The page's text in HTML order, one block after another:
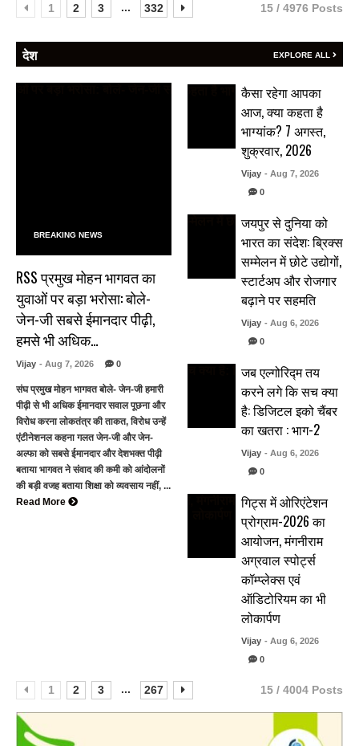
1 2 3 ... 332 15 / 4976 Posts
देश EXPLORE ALL
BREAKING NEWS
RSS प्रमुख मोहन भागवत का
युवाओं पर बड़ा भरोसा: बोले-
जेन-जी सबसे ईमानदार पीढ़ी,
हमसे भी अधिक…
Vijay - Aug 7, 2026 0
संघ प्रमुख मोहन भागवत बोले- जेन-जी हमारी
पीढ़ी से भी अधिक ईमानदार सवाल पूछना और
विरोध करना लोकतंत्र की ताकत, विरोध उन्हें
एंटीनेशनल कहना गलत जेन-जी और जेन-
अल्फा को सबसे ईमानदार और देशभक्त पीढ़ी
बताया भागवत ने संवाद की कमी को आंदोलनों
की बड़ी वजह बताया शिक्षा को व्यवसाय नहीं, ...
Read More
कैसा रहेगा आपका
आज, क्या कहता है
भाग्यांक? 7 अगस्त,
शुक्रवार, 2026
Vijay - Aug 7, 2026
0
जयपुर से दुनिया को
भारत का संदेश: ब्रिक्स
सम्मेलन में छोटे उद्योगों,
स्टार्टअप और रोजगार
बढ़ाने पर सहमति
Vijay - Aug 6, 2026
0
जब एल्गोरिद्म तय
करने लगे कि सच क्या
है: डिजिटल इको चैंबर
का खतरा : भाग-2
Vijay - Aug 6, 2026
0
गिट्स में ओरिएंटेशन
प्रोग्राम-2026 का
आयोजन, मंगनीराम
अग्रवाल स्पोर्ट्स
कॉम्प्लेक्स एवं
ऑडिटोरियम का भी
लोकार्पण
Vijay - Aug 6, 2026
0
1 2 3 ... 267 15 / 4004 Posts